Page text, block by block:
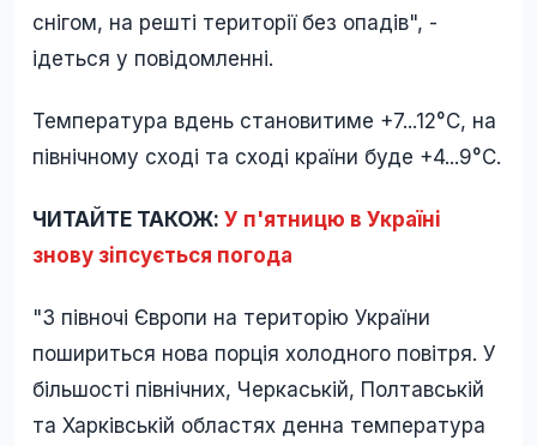
снігом, на решті території без опадів", -
ідеться у повідомленні.
Температура вдень становитиме +7...12°С, на
північному сході та сході країни буде +4...9°С.
ЧИТАЙТЕ ТАКОЖ: У п'ятницю в Україні
знову зіпсується погода
"З півночі Європи на територію України
пошириться нова порція холодного повітря. У
більшості північних, Черкаській, Полтавській
та Харківській областях денна температура